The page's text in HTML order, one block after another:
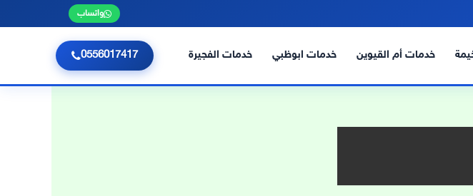
واتساب
خدمات أم القيوين خدمات ابوظبي خدمات الفجيرة 0556017417